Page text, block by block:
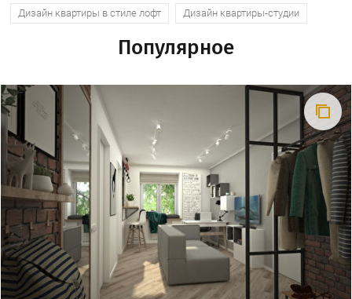
Дизайн квартиры в стиле лофт Дизайн квартиры-студии
Популярное